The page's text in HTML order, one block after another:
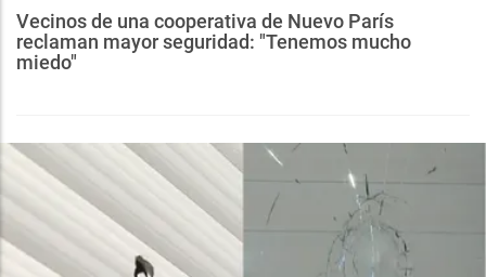
Vecinos de una cooperativa de Nuevo París
reclaman mayor seguridad: "Tenemos mucho
miedo"